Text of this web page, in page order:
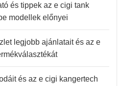
és tippek az e cigi tank
modellek előnyei
legjobb ajánlatait és az e
és az e cigi kangertech